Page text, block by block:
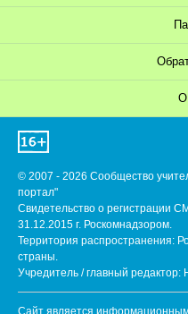
О
© 2007 - 2026 Сообщество
портал"
Свидетельство о
31.12.2015 г. Роскомнадзором.
Территория распространения:
страны.
Учредитель / главный редактор: